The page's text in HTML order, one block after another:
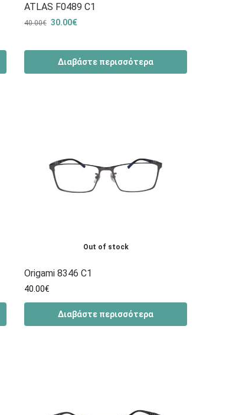
ATLAS F0489 C1
40.00€ 30.00€
Διαβάστε περισσότερα
Out of stock
Origami 8346 C1
40.00€
Διαβάστε περισσότερα